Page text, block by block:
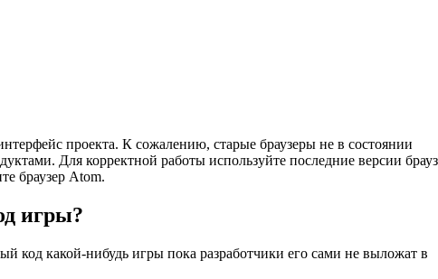
проекта. К сожалению, старые браузеры не в состоянии
Для корректной работы используйте последние версии
браузер Atom.
игры?
код какой-нибудь игры пока разработчики его сами не выложат в